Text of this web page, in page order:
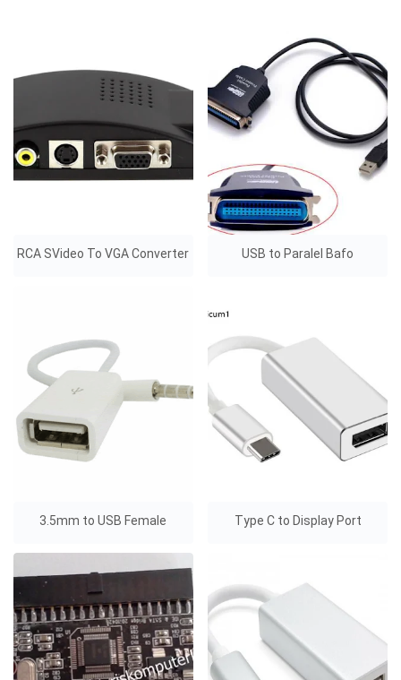
RCA SVideo To VGA Converter USB to Paralel Bafo
3.5mm to USB Female Type C to Display Port